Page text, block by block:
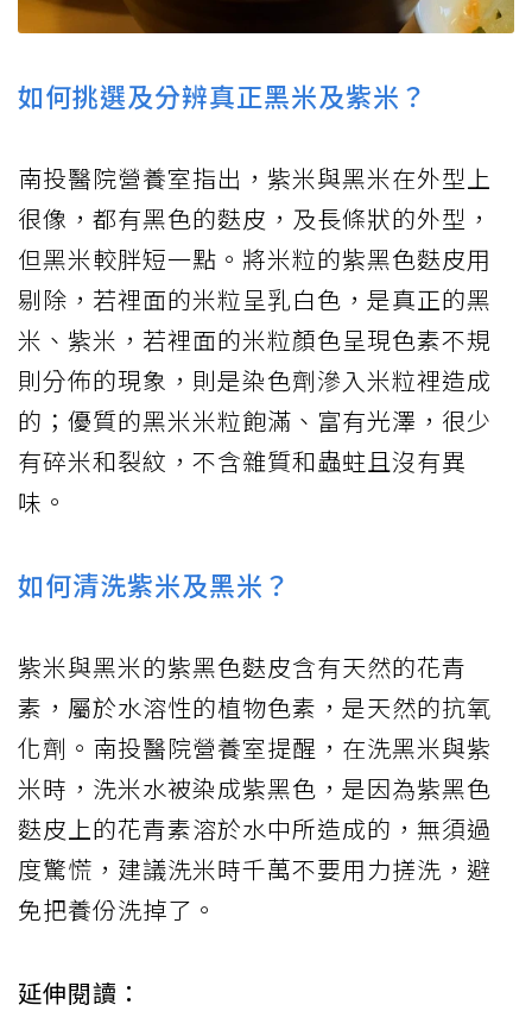
如何挑選及分辨真正黑米及紫米？
南投醫院營養室指出，紫米與黑米在外型上
很像，都有黑色的麩皮，及長條狀的外型，
但黑米較胖短一點。將米粒的紫黑色麩皮用
剔除，若裡面的米粒呈乳白色，是真正的黑
米、紫米，若裡面的米粒顏色呈現色素不規
則分佈的現象，則是染色劑滲入米粒裡造成
的；優質的黑米米粒飽滿、富有光澤，很少
有碎米和裂紋，不含雜質和蟲蛀且沒有異
味。
如何清洗紫米及黑米？
紫米與黑米的紫黑色麩皮含有天然的花青
素，屬於水溶性的植物色素，是天然的抗氧
化劑。南投醫院營養室提醒，在洗黑米與紫
米時，洗米水被染成紫黑色，是因為紫黑色
麩皮上的花青素溶於水中所造成的，無須過
度驚慌，建議洗米時千萬不要用力搓洗，避
免把養份洗掉了。
延伸閱讀：